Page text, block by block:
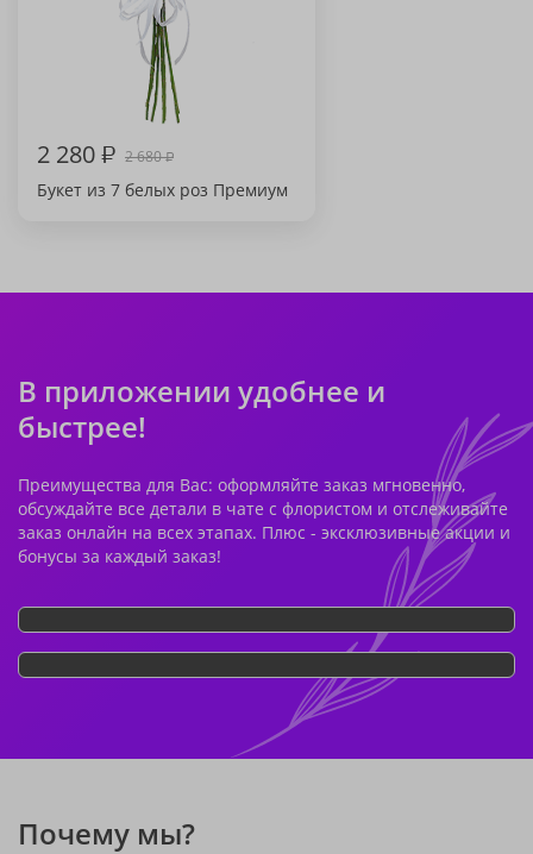
2 280₽ 2 680₽
Букет из 7 белых роз Премиум
В приложении удобнее и
быстрее!
Преимущества для Вас: оформляйте заказ мгновенно,
обсуждайте все детали в чате с флористом и отслеживайте
заказ онлайн на всех этапах. Плюс - эксклюзивные акции и
бонусы за каждый заказ!
Почему мы?